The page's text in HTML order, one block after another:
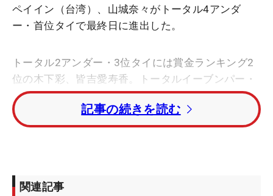
ペイイン（台湾）、山城奈々がトータル4アンダ
ー・首位タイで最終日に進出した。
トータル2アンダー・3位タイには賞金ランキング2
位の木下彩、皆吉愛寿香。トータルイーブンパー・
5位タイには比嘉真美子と林菜乃子が続いた。
賞金ランキング1位の権藤可恋はレギュラーツアー
記事の続きを読む
関連記事